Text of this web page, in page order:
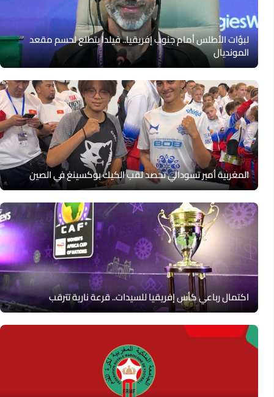
لبؤات الأطلس أمام جنوب إفريقيا.. فيلدا يتطلع لحسم مقعد
المونديال
المغربية أمبر تسودالي تحصد لقب الكيك بوكسينغ في الصين
اكتمال رباعي كأس إفريقيا للسيدات.. قرعة نارية تترقب